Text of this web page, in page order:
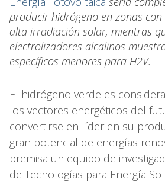
producir hidrógeno en zonas
alta irradiación solar, mientras
electrolizadores alcalinos
específicos menores para H2V.
El hidrógeno verde es
los vectores energéticos del
convertirse en líder en su
gran potencial de energías
premisa un equipo de
de Tecnologías para Energía